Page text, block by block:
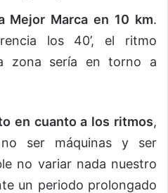
Mejor Marca en 10 km.
los 40’, el ritmo
zona sería en torno a
en cuanto a los ritmos,
ser máquinas y ser
no variar nada nuestro
un periodo prolongado